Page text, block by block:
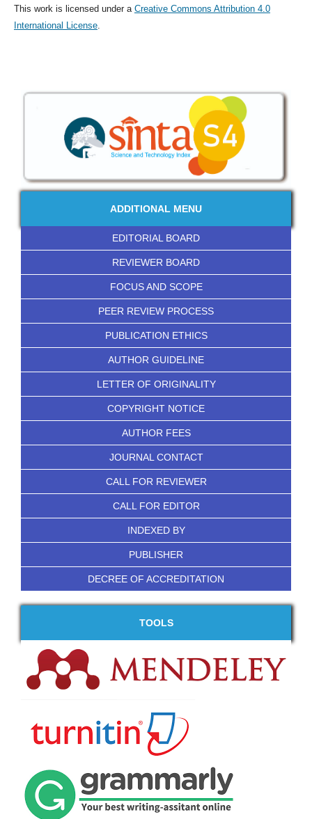
This work is licensed under a Creative Commons Attribution 4.0
International License.
ADDITIONAL MENU
EDITORIAL BOARD
REVIEWER BOARD
FOCUS AND SCOPE
PEER REVIEW PROCESS
PUBLICATION ETHICS
AUTHOR GUIDELINE
LETTER OF ORIGINALITY
COPYRIGHT NOTICE
AUTHOR FEES
JOURNAL CONTACT
CALL FOR REVIEWER
CALL FOR EDITOR
INDEXED BY
PUBLISHER
DECREE OF ACCREDITATION
TOOLS